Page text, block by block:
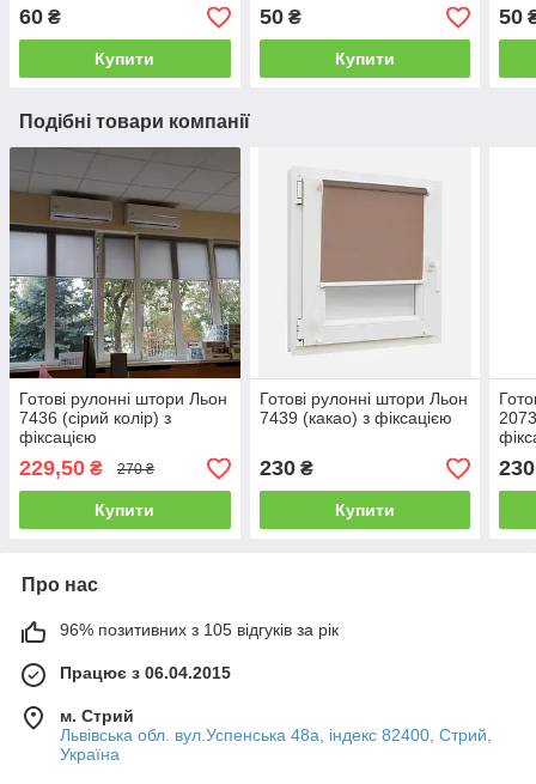
60 ₴
Купити
50₴
Купити
50
Подібні товари компанії
Готові рулонні штори Льон
7436 (сірий колір) з
фіксацією
229,50 ₴ 270 ₴
Купити
Готові рулонні штори Льон
7439 (какао) з фіксацією
230₴
Купити
230
Про нас
96% позитивних з 105 відгуків за рік
Працює з 06.04.2015
м. Стрий
Львівська обл. вул.Успенська 48а, індекс 82400, Стрий,
Україна